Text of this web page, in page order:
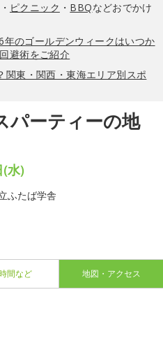
・ ピクニック ・ BBQなどおでかけ
年のゴールデンウィークはいつか
避術をご紹介
関東・関西・東海エリア別スポ
パーティーの地
水)
ふたば学舎
間など 地図・アクセス